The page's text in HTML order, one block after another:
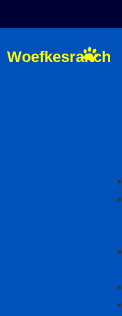
Woefkesranch